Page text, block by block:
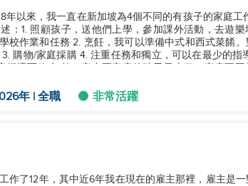
以來，我一直在新加坡為4個不同的有孩子的家庭工
：1. 照顧孩子，送他們上學，參加課外活動，去遊樂
校作業和任務 2. 烹飪，我可以準備中式和西式菜餚
購物/家庭採購 4. 注重任務和獨立，可以在最少的指
年 | 全職 非常活躍
作了12年，其中近6年我在現在的雇主那裡，雇主是